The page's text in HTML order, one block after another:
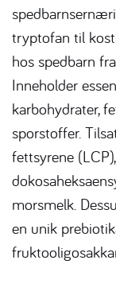
tryptofan til
hos spedbarn
Inneholder
karbohydrater,
sporstoffer.
fettsyrene
morsmelk.
en unik